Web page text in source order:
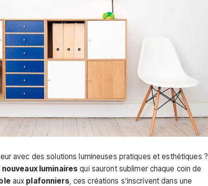
avec des solutions lumineuses pratiques et esthétiques ?
nouveaux luminaires qui sauront sublimer chaque coin de
aux plafonniers, ces créations s’inscrivent dans une